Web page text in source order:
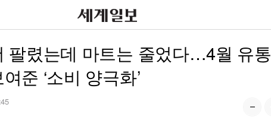
팔렸는데 마트는 줄었다…4월 유통
준 ‘소비 양극화’